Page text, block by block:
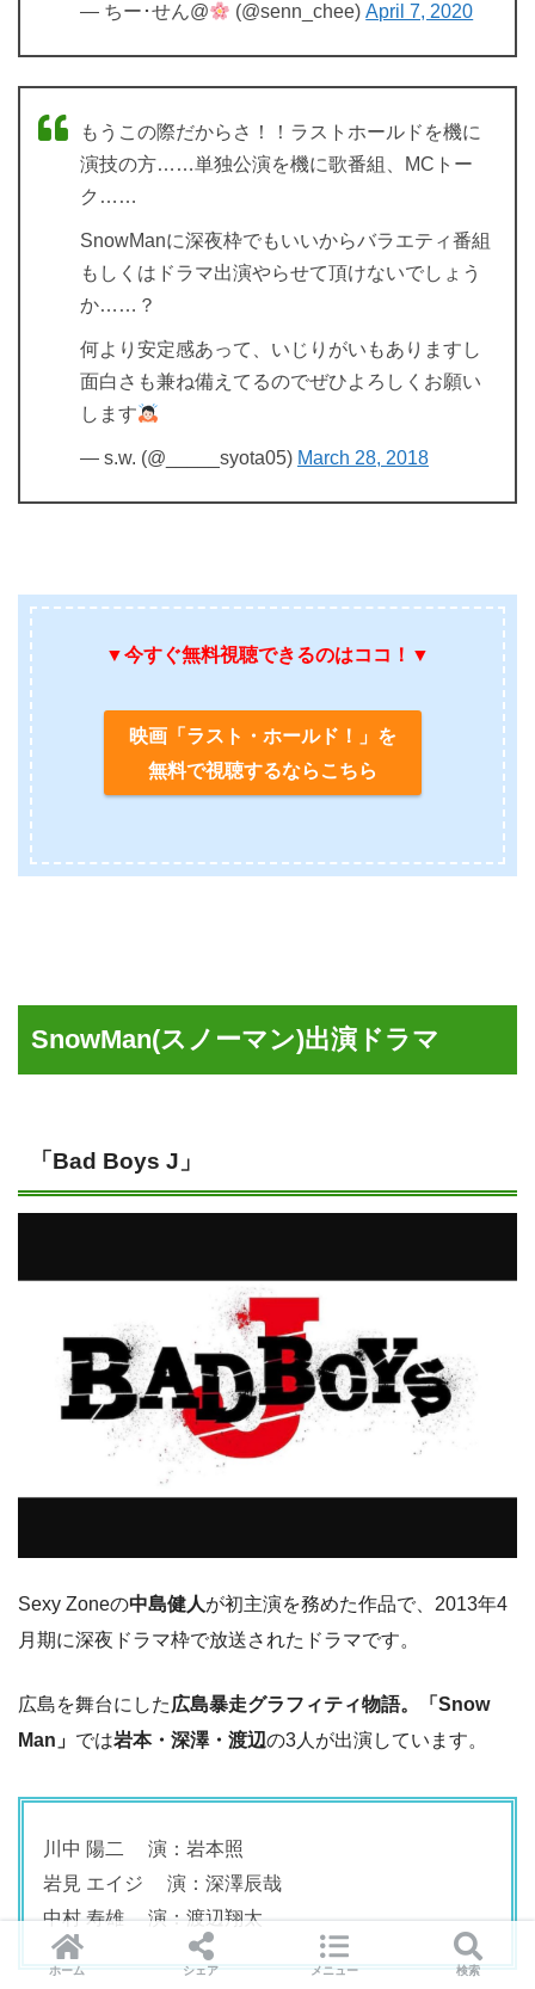
— ちー･せん@ (@senn_chee)April 7, 2020
もうこの際だからさ！！ラストホールドを機に
演技の方……単独公演を機に歌番組、MCトー
ク……
SnowManに深夜枠でもいいからバラエティ番組
もしくはドラマ出演やらせて頂けないでしょう
か……？
何より安定感あって、いじりがいもありますし
面白さも兼ね備えてるのでぜひよろしくお願い
します
— s.w. (@_____syota05) March 28, 2018
▼今すぐ無料視聴できるのはココ！▼
映画「ラスト・ホールド！」を
無料で視聴するならこちら
SnowMan(スノーマン)出演ドラマ
「Bad Boys J」
Sexy Zoneの中島健人が初主演を務めた作品で、2013年4
月期に深夜ドラマ枠で放送されたドラマです。
広島を舞台にした広島暴走グラフィティ物語。
「Snow
Man」 では岩本・深澤・渡辺の3人が出演しています。
川中 陽二 演：岩本照
岩見 エイジ 演：深澤辰哉
中村 寿雄 演：渡辺翔太
ホーム シェア メニュー 検索